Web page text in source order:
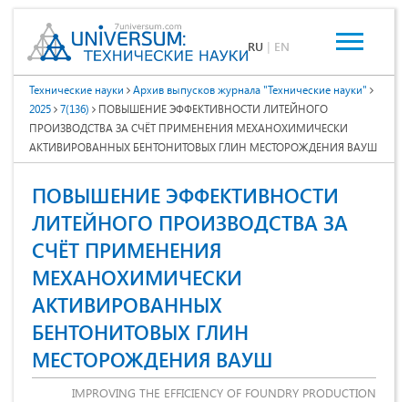
RU | EN
Технические науки
Архив выпусков журнала "Технические науки"
2025
7(136)
ПОВЫШЕНИЕ ЭФФЕКТИВНОСТИ ЛИТЕЙНОГО
ПРОИЗВОДСТВА ЗА СЧЁТ ПРИМЕНЕНИЯ МЕХАНОХИМИЧЕСКИ
АКТИВИРОВАННЫХ БЕНТОНИТОВЫХ ГЛИН МЕСТОРОЖДЕНИЯ ВАУШ
ПОВЫШЕНИЕ ЭФФЕКТИВНОСТИ
ЛИТЕЙНОГО ПРОИЗВОДСТВА ЗА
СЧЁТ ПРИМЕНЕНИЯ
МЕХАНОХИМИЧЕСКИ
АКТИВИРОВАННЫХ
БЕНТОНИТОВЫХ ГЛИН
МЕСТОРОЖДЕНИЯ ВАУШ
IMPROVING THE EFFICIENCY OF FOUNDRY PRODUCTION